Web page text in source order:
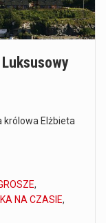
Czym były starożytne igrzyska olimpijskie w Grecji? Starożytne igrzyska olimpijskie odgrywały kluczową rolę w dziejach Grecji. Co cztery lata, w pięknej Olimpii, odbywały się te…
Luksusowy
królowa Elżbieta
,
NA CZASIE,